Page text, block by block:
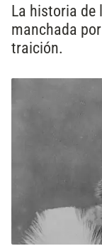
La historia de
manchada
traición.